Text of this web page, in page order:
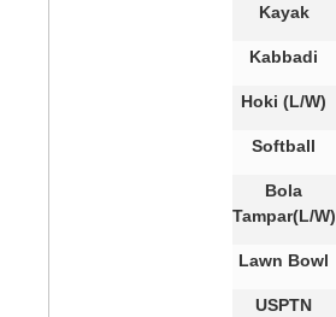
Kayak
Kabbadi
Hoki (L/W)
Softball
Bola
Tampar(L/W)
Lawn Bowl
USPTN